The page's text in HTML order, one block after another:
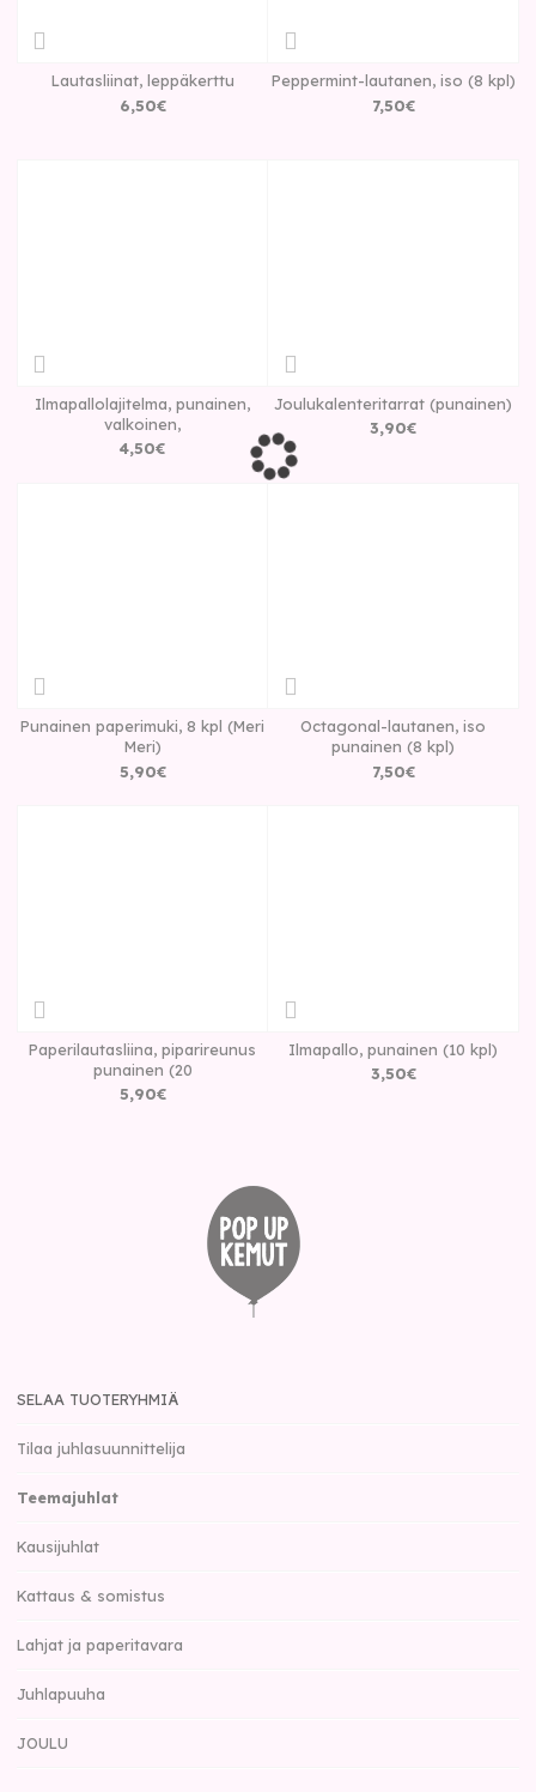
Lautasliinat, leppäkerttu
6,50€
Peppermint-lautanen, iso (8 kpl)
7,50€
Ilmapallolajitelma, punainen,
valkoinen,
4,50€
Joulukalenteritarrat (punainen)
3,90€
Punainen paperimuki, 8 kpl (Meri
Meri)
5,90€
Octagonal-lautanen, iso
punainen (8 kpl)
7,50€
Paperilautasliina, piparireunus
punainen (20
5,90€
Ilmapallo, punainen (10 kpl)
3,50€
SELAA TUOTERYHMIÄ
Tilaa juhlasuunnittelija
Teemajuhlat
Kausijuhlat
Kattaus & somistus
Lahjat ja paperitavara
Juhlapuuha
JOULU